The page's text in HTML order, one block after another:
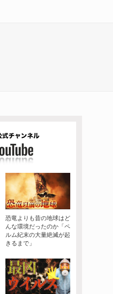
恐竜よりも昔の地球はど
んな環境だったのか「ペ
ルム紀末の大量絶滅が起
きるまで」